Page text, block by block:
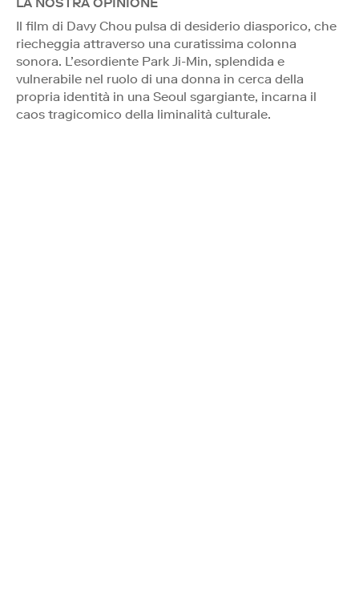
Il film di Davy Chou pulsa di desiderio diasporico, che
riecheggia attraverso una curatissima colonna
sonora. L’esordiente Park Ji-Min, splendida e
vulnerabile nel ruolo di una donna in cerca della
propria identità in una Seoul sgargiante, incarna il
caos tragicomico della liminalità culturale.